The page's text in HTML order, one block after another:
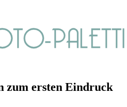
zum ersten Eindruck